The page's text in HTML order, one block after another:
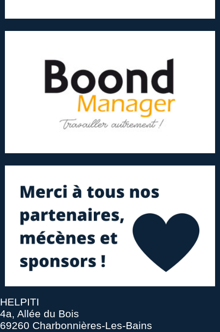
HELPITI
4a, Allée du Bois
69260 Charbonnières-Les-Bains